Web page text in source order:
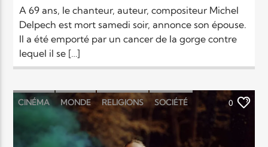
A 69 ans, le chanteur, auteur, compositeur Michel
Delpech est mort samedi soir, annonce son épouse.
Il a été emporté par un cancer de la gorge contre
lequel il se […]
CINÉMA MONDE RELIGIONS SOCIÉTÉ 0